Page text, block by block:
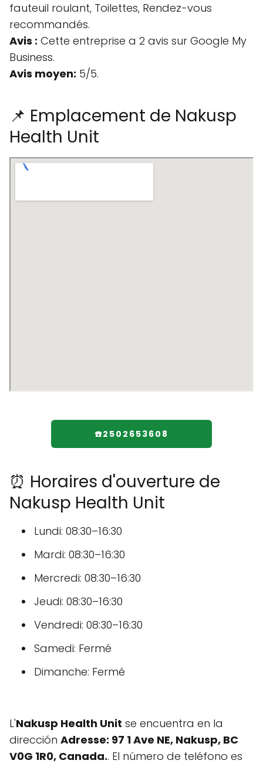
fauteuil roulant, Toilettes, Rendez-vous
recommandés.
Avis : Cette entreprise a 2 avis sur Google My
Business.
Avis moyen: 5/5.
📌 Emplacement de Nakusp
Health Unit
☎️2502653608
⏰ Horaires d'ouverture de
Nakusp Health Unit
Lundi: 08:30–16:30
Mardi: 08:30–16:30
Mercredi: 08:30–16:30
Jeudi: 08:30–16:30
Vendredi: 08:30–16:30
Samedi: Fermé
Dimanche: Fermé
L'Nakusp Health Unit se encuentra en la
dirección Adresse: 97 1 Ave NE, Nakusp, BC
V0G 1R0, Canada.. El número de teléfono es